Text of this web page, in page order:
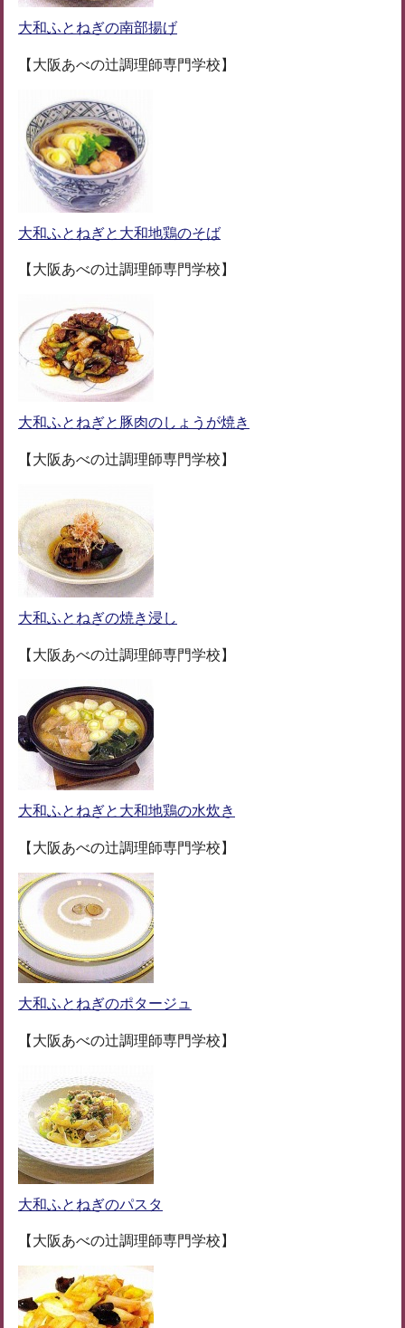
大和ふとねぎの南部揚げ
【大阪あべの辻調理師専門学校】
大和ふとねぎと大和地鶏のそば
【大阪あべの辻調理師専門学校】
大和ふとねぎと豚肉のしょうが焼き
【大阪あべの辻調理師専門学校】
大和ふとねぎの焼き浸し
【大阪あべの辻調理師専門学校】
大和ふとねぎと大和地鶏の水炊き
【大阪あべの辻調理師専門学校】
大和ふとねぎのポタージュ
【大阪あべの辻調理師専門学校】
大和ふとねぎのパスタ
【大阪あべの辻調理師専門学校】